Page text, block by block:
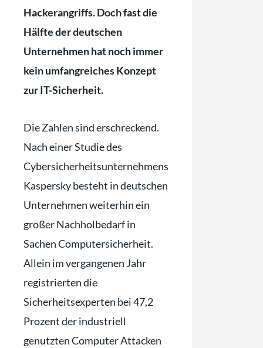
Hackerangriffs. Doch fast die
Hälfte der deutschen
Unternehmen hat noch immer
kein umfangreiches Konzept
zur IT-Sicherheit.
Die Zahlen sind erschreckend.
Nach einer Studie des
Cybersicherheitsunternehmens
Kaspersky besteht in deutschen
Unternehmen weiterhin ein
großer Nachholbedarf in
Sachen Computersicherheit.
Allein im vergangenen Jahr
registrierten die
Sicherheitsexperten bei 47,2
Prozent der industriell
genutzten Computer Attacken